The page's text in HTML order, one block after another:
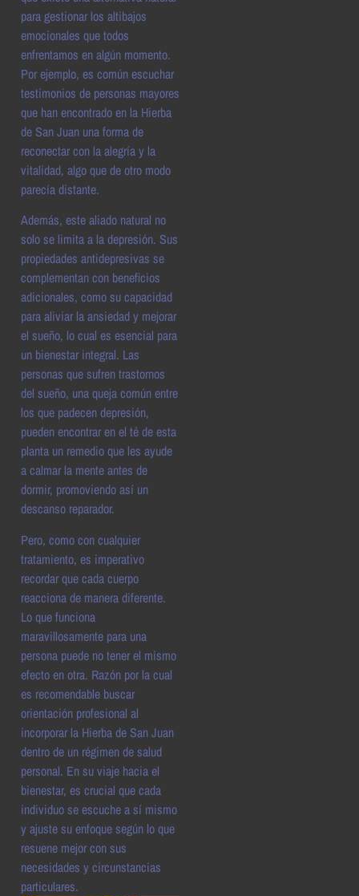
para gestionar los altibajos
emocionales que todos
enfrentamos en algún momento.
Por ejemplo, es común escuchar
testimonios de personas mayores
que han encontrado en la Hierba
de San Juan una forma de
reconectar con la alegría y la
vitalidad, algo que de otro modo
parecía distante.
Además, este aliado natural no
solo se limita a la depresión. Sus
propiedades antidepresivas se
complementan con beneficios
adicionales, como su capacidad
para aliviar la ansiedad y mejorar
el sueño, lo cual es esencial para
un bienestar integral. Las
personas que sufren trastornos
del sueño, una queja común entre
los que padecen depresión,
pueden encontrar en el té de esta
planta un remedio que les ayude
a calmar la mente antes de
dormir, promoviendo así un
descanso reparador.
Pero, como con cualquier
tratamiento, es imperativo
recordar que cada cuerpo
reacciona de manera diferente.
Lo que funciona
maravillosamente para una
persona puede no tener el mismo
efecto en otra. Razón por la cual
es recomendable buscar
orientación profesional al
incorporar la Hierba de San Juan
dentro de un régimen de salud
personal. En su viaje hacia el
bienestar, es crucial que cada
individuo se escuche a sí mismo
y ajuste su enfoque según lo que
resuene mejor con sus
necesidades y circunstancias
particulares.